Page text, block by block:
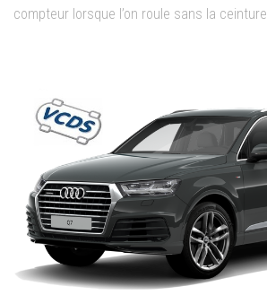
compteur lorsque l’on roule sans la ceinture.